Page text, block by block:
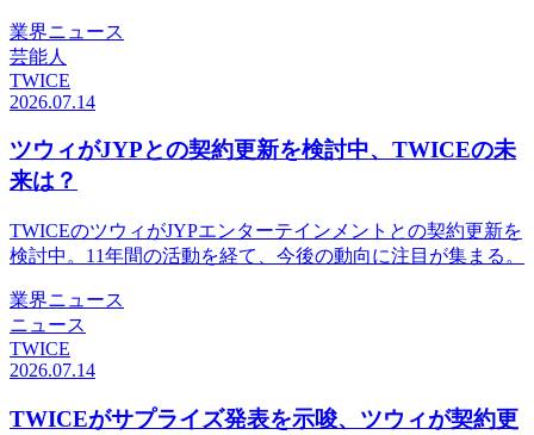
業界ニュース
芸能人
TWICE
2026.07.14
ツウィがJYPとの契約更新を検討中、TWICEの未
来は？
TWICEのツウィがJYPエンターテインメントとの契約更新を
検討中。11年間の活動を経て、今後の動向に注目が集まる。
業界ニュース
ニュース
TWICE
2026.07.14
TWICEがサプライズ発表を示唆、ツウィが契約更